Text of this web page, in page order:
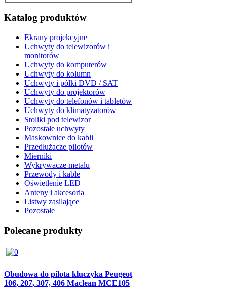
Katalog produktów
Ekrany projekcyjne
Uchwyty do telewizorów i
monitorów
Uchwyty do komputerów
Uchwyty do kolumn
Uchwyty i półki DVD / SAT
Uchwyty do projektorów
Uchwyty do telefonów i tabletów
Uchwyty do klimatyzatorów
Stoliki pod telewizor
Pozostałe uchwyty
Maskownice do kabli
Przedłużacze pilotów
Mierniki
Wykrywacze metalu
Przewody i kable
Oświetlenie LED
Anteny i akcesoria
Listwy zasilające
Pozostałe
Polecane produkty
Obudowa do pilota kluczyka Peugeot
106, 207, 307, 406 Maclean MCE105